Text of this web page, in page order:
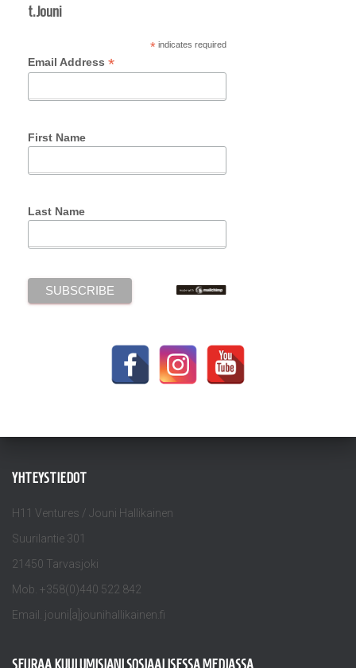
t.Jouni
*indicates required
Email Address *
First Name
Last Name
YHTEYSTIEDOT
H11 Ventures / Jouni Hallikainen
Suurilantie 301
21450 Tarvasjoki
Mob. +358(0)440 522 842
Email. jouni[a]jounihallikainen.fi
SEURAA KUULUMISIANI SOSIAALISESSA MEDIASSA